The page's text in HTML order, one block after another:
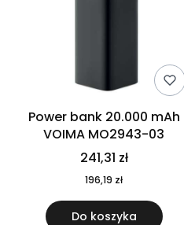
Power bank 20.000 mAh
VOIMA MO2943-03
241,31 zł
196,19 zł
Do koszyka